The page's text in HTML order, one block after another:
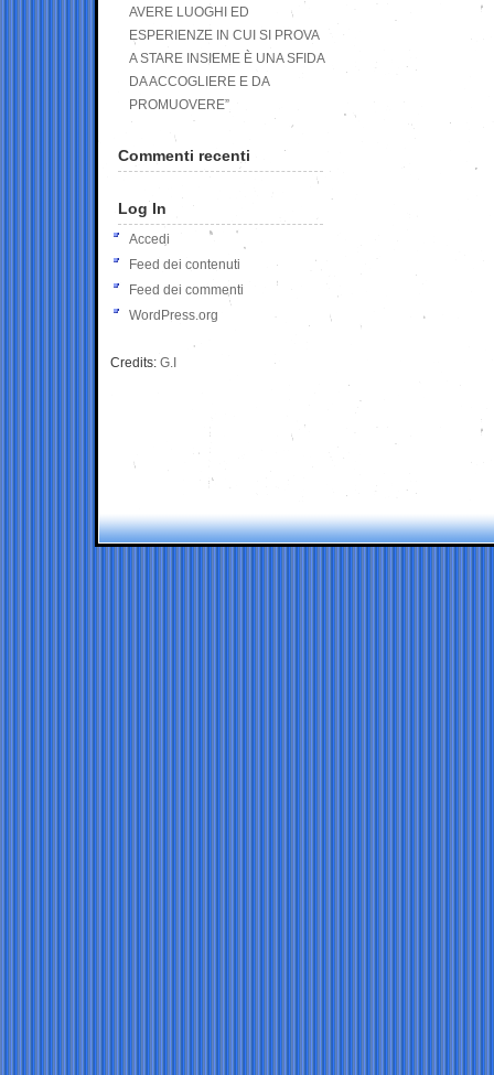
AVERE LUOGHI ED
ESPERIENZE IN CUI SI PROVA
A STARE INSIEME È UNA SFIDA
DA ACCOGLIERE E DA
PROMUOVERE”
Commenti recenti
Log In
Accedi
Feed dei contenuti
Feed dei commenti
WordPress.org
Credits: G.I